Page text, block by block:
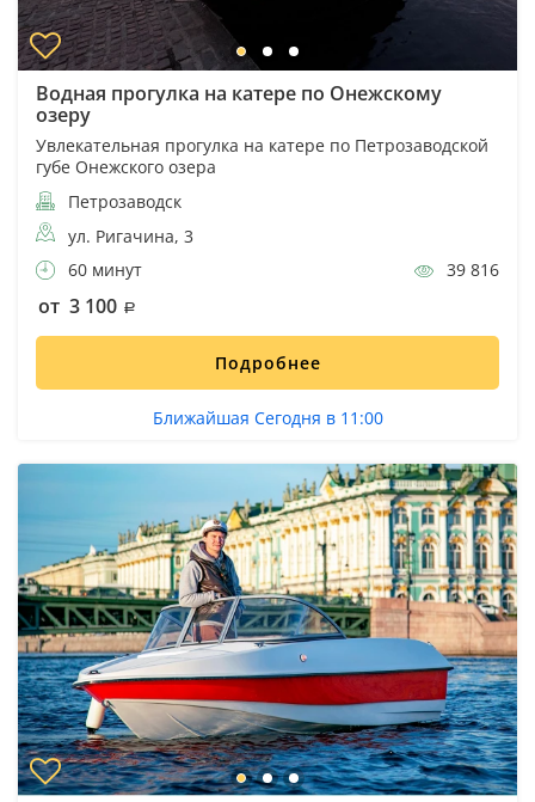
Водная прогулка на катере по Онежскому
озеру
Увлекательная прогулка на катере по Петрозаводской
губе Онежского озера
Петрозаводск
ул. Ригачина, 3
60 минут
39 816
от 3 100
Подробнее
Ближайшая Сегодня в 11:00